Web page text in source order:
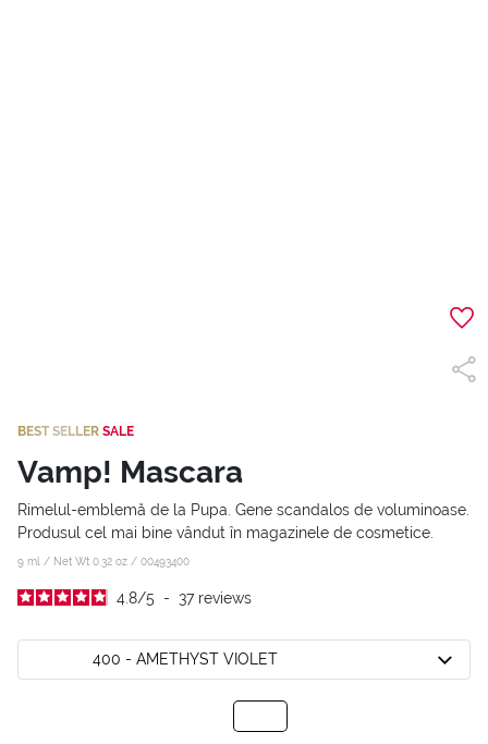
BEST SELLER SALE
Vamp! Mascara
Rimelul-emblemă de la Pupa. Gene scandalos de voluminoase.
Produsul cel mai bine vândut în magazinele de cosmetice.
9 ml / Net Wt 0.32 oz / 00493400
4.8/5 - 37 reviews
400 - AMETHYST VIOLET